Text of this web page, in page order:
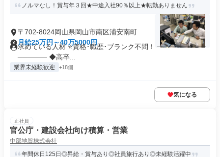
ノルマなし！賞与年３回★中途入社90％以上★転勤ありません
〒702-8024岡山県岡山市南区浦安南町
月給25万円～40万5000円
求めている人材 ⭐資格･職歴･ブランク不問！ ──────────
────── ◆高卒...
業界未経験歓迎 +18個
気になる
正社員
官公庁・建設会社向け積算・営業
中部地質株式会社
年間休日125日◎昇給・賞与あり◎社員旅行あり◎未経験活躍中